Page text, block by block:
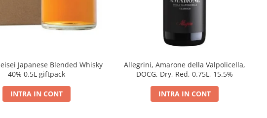
Japanese Blended Whisky
40% 0.5L giftpack
INTRA IN CONT
Allegrini, Amarone della Valpolicella,
DOCG, Dry, Red, 0.75L, 15.5%
INTRA IN CONT